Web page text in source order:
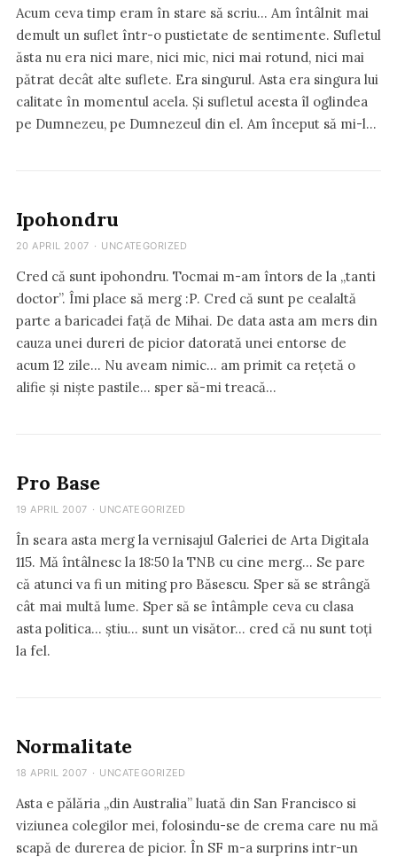
Acum ceva timp eram în stare să scriu… Am întâlnit mai
demult un suflet într-o pustietate de sentimente. Sufletul
ăsta nu era nici mare, nici mic, nici mai rotund, nici mai
pătrat decât alte suflete. Era singurul. Asta era singura lui
calitate în momentul acela. Și sufletul acesta îl oglindea
pe Dumnezeu, pe Dumnezeul din el. Am început să mi-l…
Ipohondru
20 APRIL 2007 · UNCATEGORIZED
Cred că sunt ipohondru. Tocmai m-am întors de la „tanti
doctor”. Îmi place să merg :P. Cred că sunt pe cealaltă
parte a baricadei față de Mihai. De data asta am mers din
cauza unei dureri de picior datorată unei entorse de
acum 12 zile… Nu aveam nimic… am primit ca rețetă o
alifie și niște pastile… sper să-mi treacă…
Pro Base
19 APRIL 2007 · UNCATEGORIZED
În seara asta merg la vernisajul Galeriei de Arta Digitala
115. Mă întâlnesc la 18:50 la TNB cu cine merg… Se pare
că atunci va fi un miting pro Băsescu. Sper să se strângă
cât mai multă lume. Sper să se întâmple ceva cu clasa
asta politica… știu… sunt un visător… cred că nu sunt toți
la fel.
Normalitate
18 APRIL 2007 · UNCATEGORIZED
Asta e pălăria „din Australia” luată din San Francisco si
viziunea colegilor mei, folosindu-se de crema care nu mă
scapă de durerea de picior. În SF m-a surprins intr-un